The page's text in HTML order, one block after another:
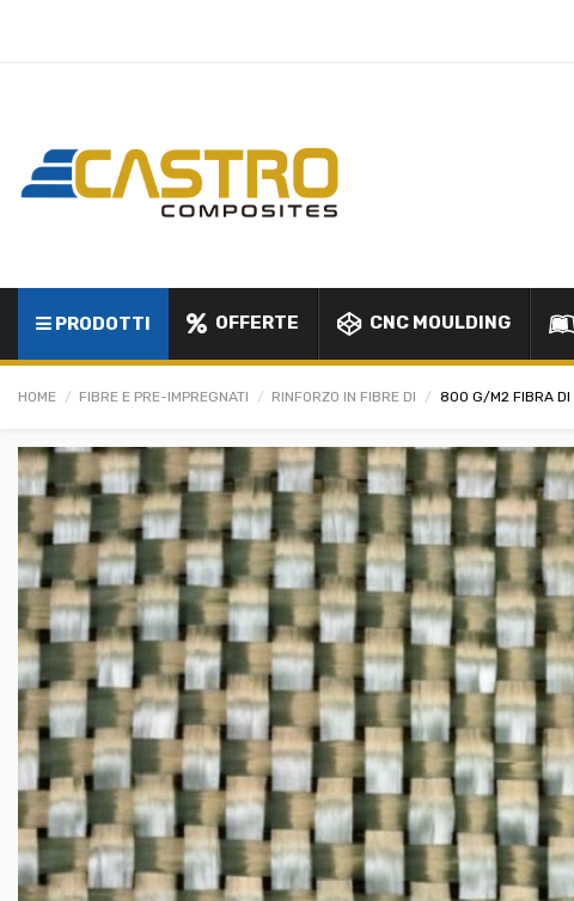
PRODOTTI OFFERTE CNC MOULDING
HOME FIBRE E PRE-IMPREGNATI RINFORZO IN FIBRE DI 800 G/M2 FIBRA DI